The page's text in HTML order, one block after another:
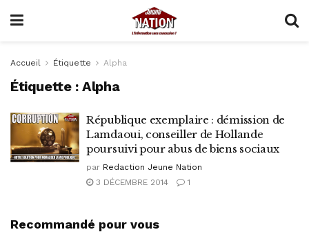
Accueil Étiquette Alpha
Étiquette :Alpha
République exemplaire : démission de
Lamdaoui, conseiller de Hollande
poursuivi pour abus de biens sociaux
par Redaction Jeune Nation
3 DÉCEMBRE 2014
1
Recommandé pour vous